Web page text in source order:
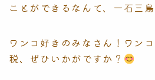
ことができるなんて、一石三鳥
ワンコ好きのみなさん！ワン
税、ぜひいかがですか？